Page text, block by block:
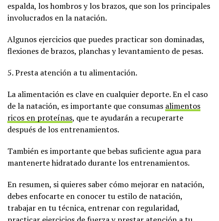
espalda, los hombros y los brazos, que son los principales
involucrados en la natación.
Algunos ejercicios que puedes practicar son dominadas,
flexiones de brazos, planchas y levantamiento de pesas.
5. Presta atención a tu alimentación.
La alimentación es clave en cualquier deporte. En el caso
de la natación, es importante que consumas alimentos
ricos en proteínas, que te ayudarán a recuperarte
después de los entrenamientos.
También es importante que bebas suficiente agua para
mantenerte hidratado durante los entrenamientos.
En resumen, si quieres saber cómo mejorar en natación,
debes enfocarte en conocer tu estilo de natación,
trabajar en tu técnica, entrenar con regularidad,